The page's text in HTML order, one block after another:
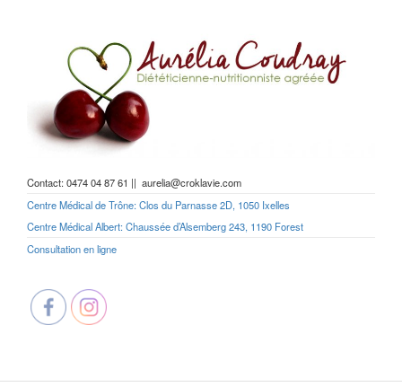
Diététicienne Nutritionniste –
Coach perte de poids
Contact: 0474 04 87 61 || aurelia@croklavie.com
Centre Médical de Trône: Clos du Parnasse 2D, 1050 Ixelles
Centre Médical Albert: Chaussée d’Alsemberg 243, 1190 Forest
Consultation en ligne